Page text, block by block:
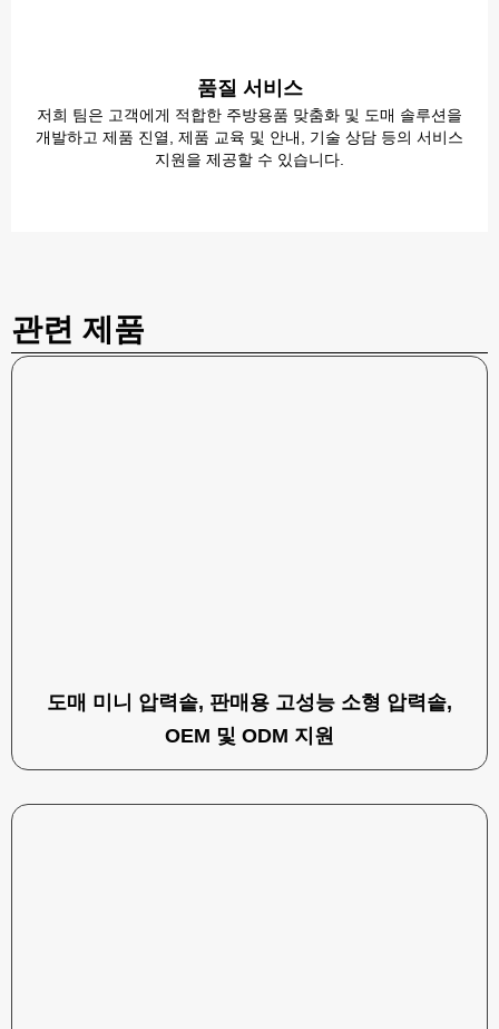
품질 서비스
저희 팀은 고객에게 적합한 주방용품 맞춤화 및 도매 솔루션을
개발하고 제품 진열, 제품 교육 및 안내, 기술 상담 등의 서비스
지원을 제공할 수 있습니다.
관련 제품
도매 미니 압력솥, 판매용 고성능 소형 압력솥,
OEM 및 ODM 지원